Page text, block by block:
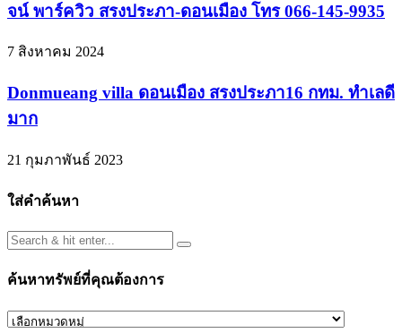
จน์ พาร์ควิว สรงประภา-ดอนเมือง โทร 066-145-9935
7 สิงหาคม 2024
Donmueang villa ดอนเมือง สรงประภา16 กทม. ทำเลดี
มาก
21 กุมภาพันธ์ 2023
ใส่คำค้นหา
ค้นหาทรัพย์ที่คุณต้องการ
ค้นหา